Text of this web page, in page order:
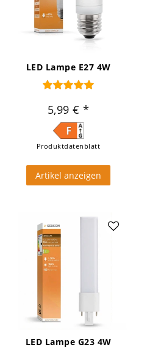
LED Lampe E27 4W
5,99 €
Produktdatenblatt
Artikel anzeigen
LED Lampe G23 4W